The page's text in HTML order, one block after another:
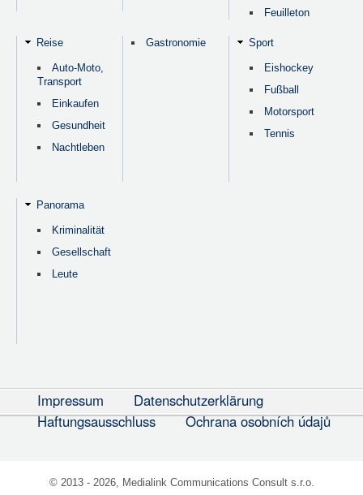
Feuilleton
Reise
Auto-Moto,
Transport
Einkaufen
Gesundheit
Nachtleben
Gastronomie Sport
Eishockey
Fußball
Motorsport
Tennis
Panorama
Kriminalität
Gesellschaft
Leute
Impressum
Datenschutzerklärung
Haftungsausschluss
Ochrana osobních údajů
© 2013 - 2026, Medialink Communications Consult s.r.o.